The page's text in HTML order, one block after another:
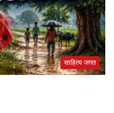
साहित्य जगत